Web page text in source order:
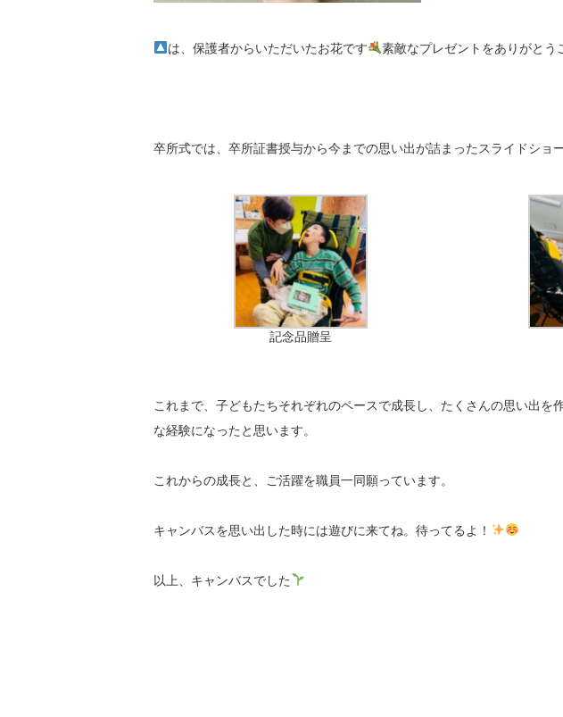
は、保護者からいただいたお花です 素敵なプレゼントをありがとう
卒所式では、卒所証書授与から今までの思い出が詰まったスライドショ
記念品贈呈
これまで、子どもたちそれぞれのペースで成長し、たくさんの思い出
な経験になったと思います。
これからの成長と、ご活躍を職員一同願っています。
キャンバスを思い出した時には遊びに来てね。待ってるよ！
以上、キャンバスでした